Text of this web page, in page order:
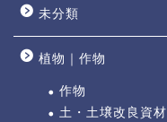
未分類
植物｜作物
作物
土・土壌改良資材